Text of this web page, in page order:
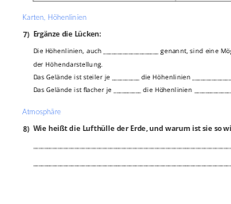
Karten, Höhenlinien
7) Ergänze die Lücken:
Die Höhenlinien, auch ____________________ genannt, sind eine
der Höhendarstellung.
Das Gelände ist steiler je __________ die Höhenlinien
Das Gelände ist flacher je __________ die Höhenlinien
Atmosphäre
8) Wie heißt die Lufthülle der Erde, und warum ist sie so